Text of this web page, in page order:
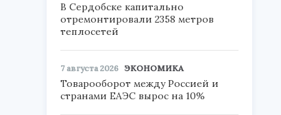
В Сердобске капитально
отремонтировали 2358 метров
теплосетей
7 августа 2026 ЭКОНОМИКА
Товарооборот между Россией и
странами ЕАЭС вырос на 10%